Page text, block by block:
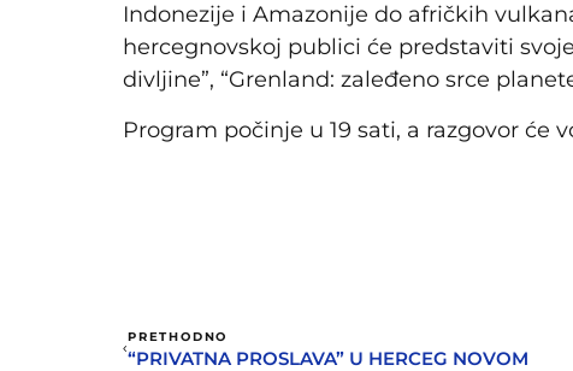
Indonezije i Amazonije do afričkih
hercegnovskoj publici će predstaviti
divljine”, “Grenland: zaleđeno srce
Program počinje u 19 sati, a razgovor će
PRETHODNO
“PRIVATNA PROSLAVA” U HERCEG NOVOM